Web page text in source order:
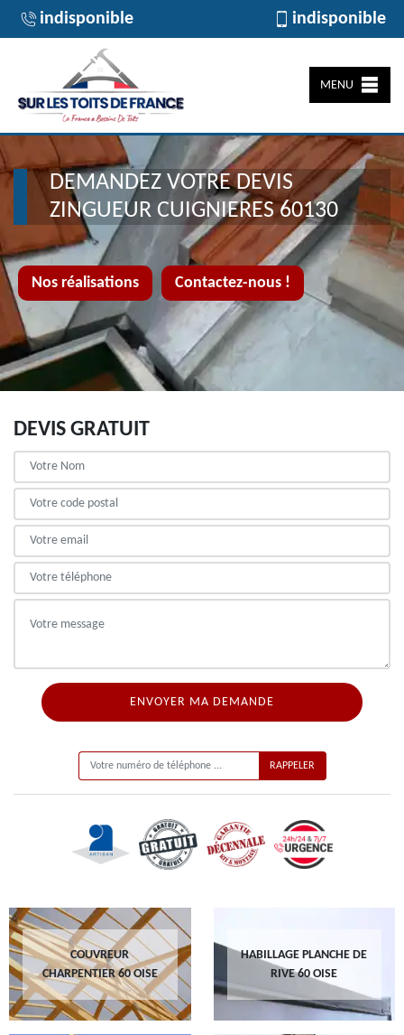
indisponible indisponible
MENU
Nos réalisations Contactez-nous !
DEMANDEZ VOTRE DEVIS
ZINGUEUR CUIGNIERES 60130
DEVIS GRATUIT
COUVREUR
CHARPENTIER 60 OISE
HABILLAGE PLANCHE DE
RIVE 60 OISE